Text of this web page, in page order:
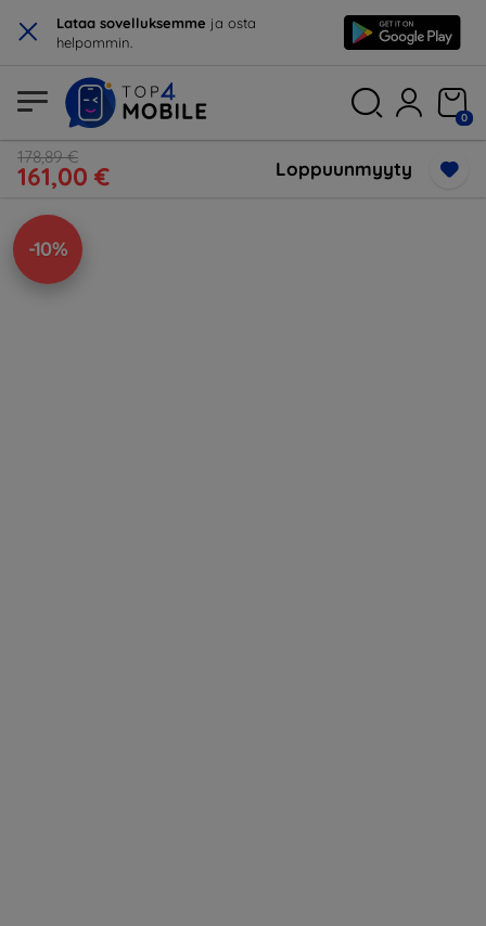
× Lataa sovelluksemme ja osta
helpommin.
0
178,89 €
161,00 € Loppuunmyyty
-10%